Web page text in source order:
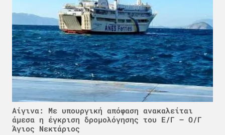
Αίγινα: Με υπουργική απόφαση ανακαλείται
άμεσα η έγκριση δρομολόγησης του Ε/Γ – Ο/Γ
Άγιος Νεκτάριος